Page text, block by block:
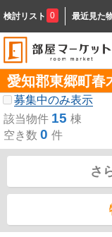
検討リスト 0 最近見た
愛知郡東郷町春
募集中のみ表示
該当物件 15 棟
空き数 0 件
さ